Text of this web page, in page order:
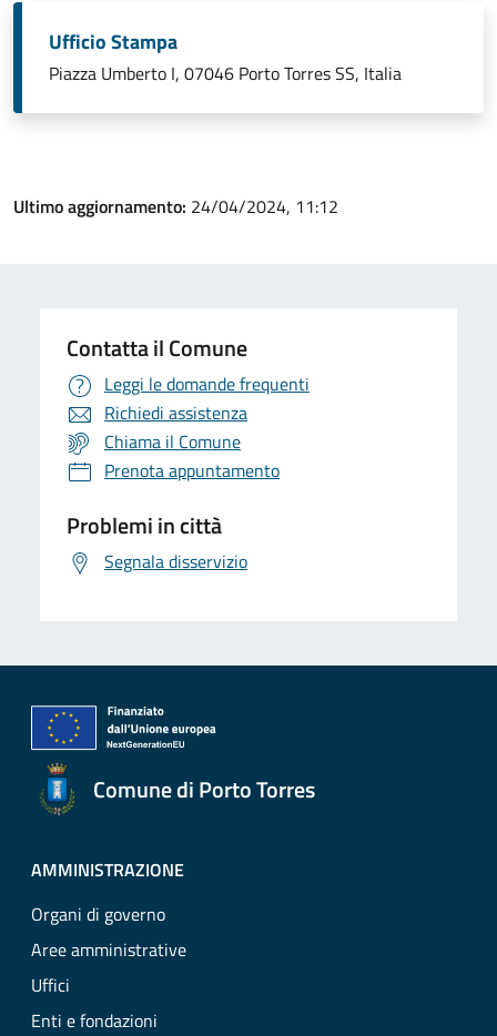
Ufficio Stampa
Piazza Umberto I, 07046 Porto Torres SS, Italia
Ultimo aggiornamento: 24/04/2024, 11:12
Contatta il Comune
Leggi le domande frequenti
Richiedi assistenza
Chiama il Comune
Prenota appuntamento
Problemi in città
Segnala disservizio
Comune di Porto Torres
AMMINISTRAZIONE
Organi di governo
Aree amministrative
Uffici
Enti e fondazioni